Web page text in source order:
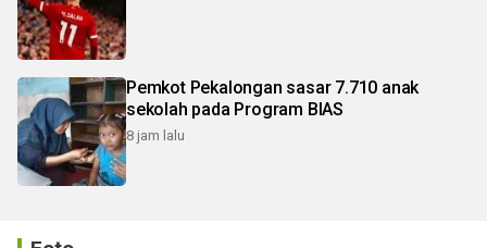
Pemkot Pekalongan sasar 7.710 anak
sekolah pada Program BIAS
8 jam lalu